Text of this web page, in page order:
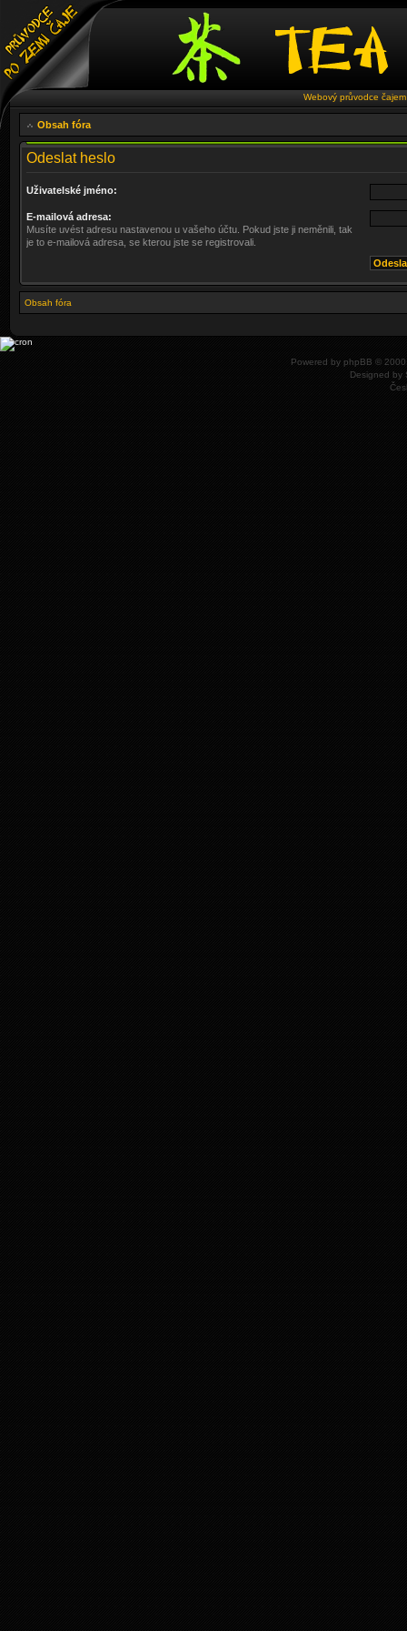
Webový průvodce
Obsah fóra
Odeslat heslo
Uživatelské jméno:
E-mailová adresa:
Musíte uvést adresu nastavenou u vašeho účtu. Pokud jste ji neměnili, tak
je to e-mailová adresa, se kterou jste se registrovali.
Obsah fóra
Powered by phpBB ©
Designed by